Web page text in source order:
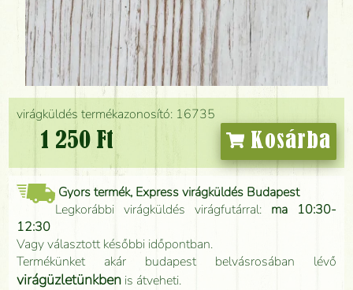
virágküldés termékazonosító: 16735
1 250 Ft Kosárba
Gyors termék, Express virágküldés Budapest
Legkorábbi virágküldés virágfutárral: ma 10:30-
12:30
Vagy választott későbbi időpontban.
Termékünket akár budapest belvásrosában lévő
virágüzletünkben is átveheti.